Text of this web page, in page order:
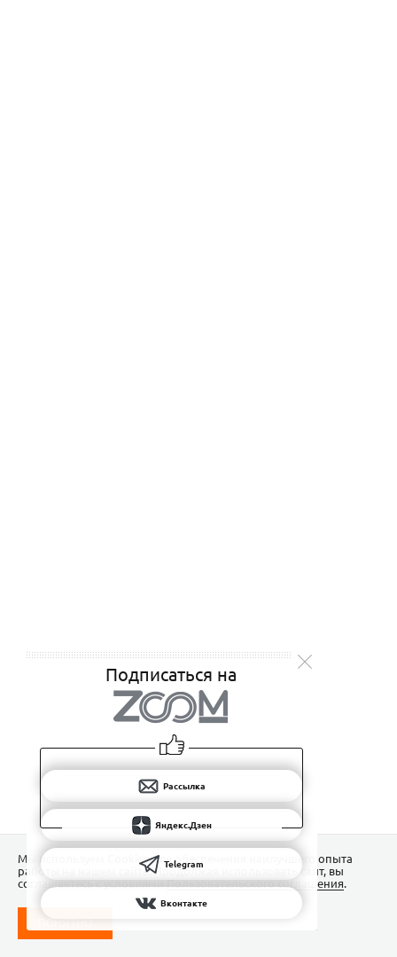
Подписаться на
Рассылка
Яндекс.Дзен
Telegram
Вконтакте
Мы используем Сookies для обеспечения наилучшего опыта
работы на нашем сайте. Продолжая использовать сайт, вы
соглашаетесь с условиямиПользовательского соглашения.
ПОНЯТНО